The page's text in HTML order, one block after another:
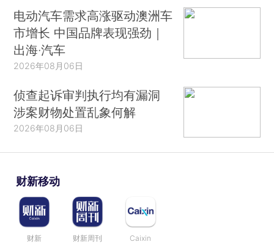
电动汽车需求高涨驱动澳洲车
市增长 中国品牌表现强劲｜
出海·汽车
2026年08月06日
侦查起诉审判执行均有漏洞
涉案财物处置乱象何解
2026年08月06日
财新移动
财新 财新周刊 Caixin